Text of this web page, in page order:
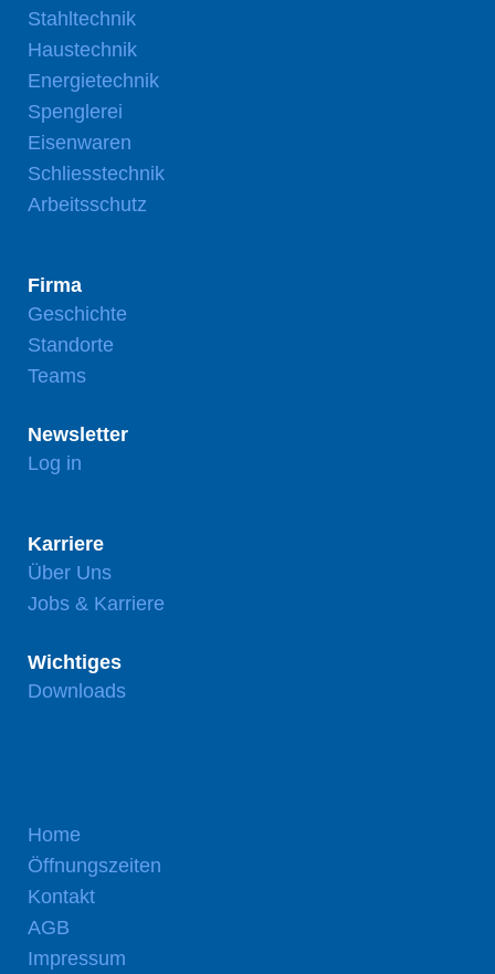
Stahltechnik
Haustechnik
Energietechnik
Spenglerei
Eisenwaren
Schliesstechnik
Arbeitsschutz
Firma
Geschichte
Standorte
Teams
Newsletter
Log in
Karriere
Über Uns
Jobs & Karriere
Wichtiges
Downloads
Home
Öffnungszeiten
Kontakt
AGB
Impressum